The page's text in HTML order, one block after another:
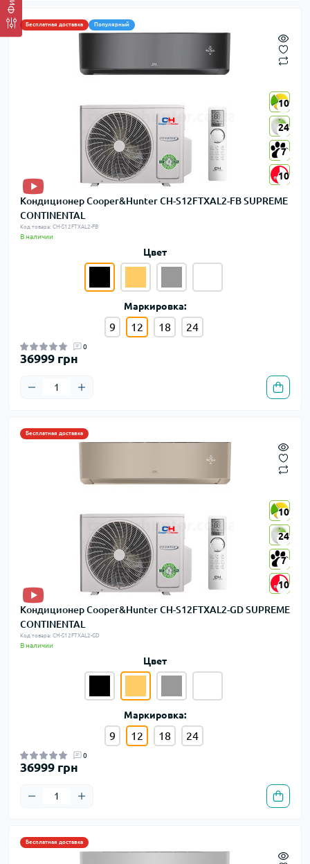
Бесплатная доставка Популярный
10
24
7
10
10
24
7
10
Кондиционер Cooper&Hunter CH-S12FTXAL2-FB SUPREME
CONTINENTAL
Код товара: CH-S12FTXAL2-FB
В наличии
Цвет
Маркировка:
9 12 18 24
0
36999 грн
Бесплатная доставка
10
24
7
10
10
24
7
10
Кондиционер Cooper&Hunter CH-S12FTXAL2-GD SUPREME
CONTINENTAL
Код товара: CH-S12FTXAL2-GD
В наличии
Цвет
Маркировка:
9 12 18 24
0
36999 грн
Бесплатная доставка